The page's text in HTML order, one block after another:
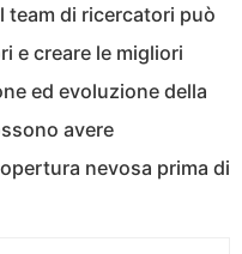
di ricercatori può
e creare le migliori
ed evoluzione della
avere
nevosa prima di